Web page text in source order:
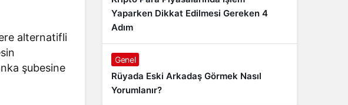
alternatifli
şubesine
Yaparken Dikkat Edilmesi Gereken 4
Adım
Genel
Rüyada Eski Arkadaş Görmek Nasıl
Yorumlanır?